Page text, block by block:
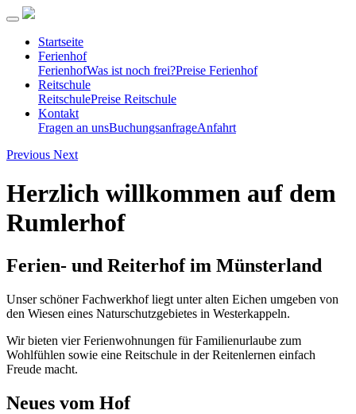
Startseite
Ferienhof
FerienhofWas ist noch frei?Preise Ferienhof
Reitschule
ReitschulePreise Reitschule
Kontakt
Fragen an unsBuchungsanfrageAnfahrt
Previous Next
Herzlich willkommen auf dem
Rumlerhof
Ferien- und Reiterhof im Münsterland
Unser schöner Fachwerkhof liegt unter alten Eichen umgeben von
den Wiesen eines Naturschutzgebietes in Westerkappeln.
Wir bieten vier Ferienwohnungen für Familienurlaube zum
Wohlfühlen sowie eine Reitschule in der Reitenlernen einfach
Freude macht.
Neues vom Hof